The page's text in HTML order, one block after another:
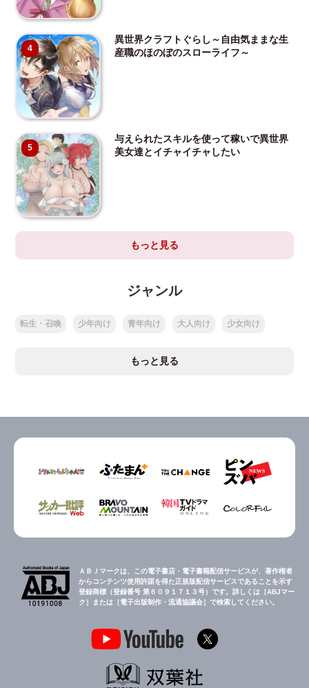
4
異世界クラフトぐらし～自由気ままな生
産職のほのぼのスローライフ～
5
与えられたスキルを使って稼いで異世界
美女達とイチャイチャしたい
もっと見る
ジャンル
転生・召喚 少年向け 青年向け 大人向け 少女向け
もっと見る
ＡＢＪマークは、この電子書店・電子書籍配信サービスが、著作権者
からコンテンツ使用許諾を得た正規版配信サービスであることを示す
登録商標（登録番号 第６０９１７１３号）です。詳しくは［ABJマー
ク］または［電子出版制作・流通協議会］で検索してください。